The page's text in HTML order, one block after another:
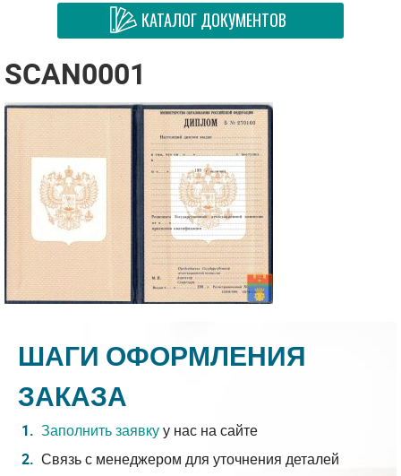
КАТАЛОГ ДОКУМЕНТОВ
SCAN0001
ШАГИ ОФОРМЛЕНИЯ
ЗАКАЗА
Заполнить заявкуу нас на сайте
Связь с менеджером для уточнения деталей